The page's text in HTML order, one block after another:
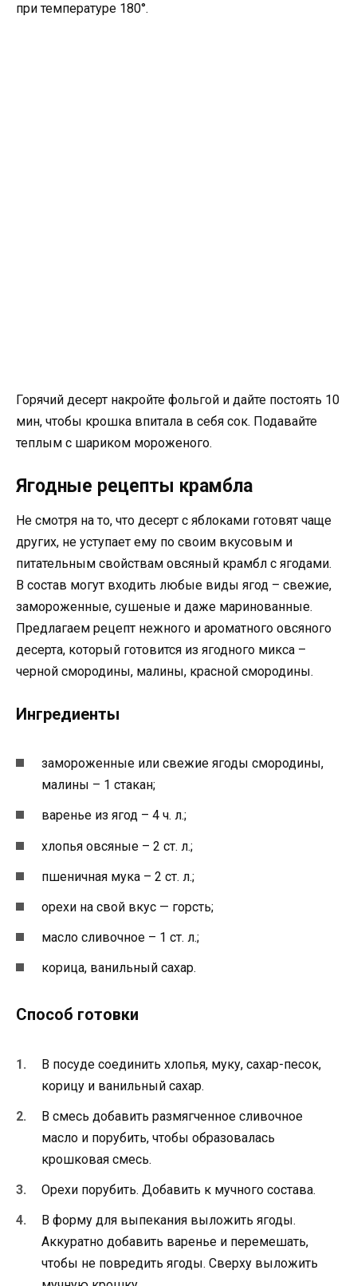
при температуре 180°.
Горячий десерт накройте фольгой и дайте постоять 10
мин, чтобы крошка впитала в себя сок. Подавайте
теплым с шариком мороженого.
Ягодные рецепты крамбла
Не смотря на то, что десерт с яблоками готовят чаще
других, не уступает ему по своим вкусовым и
питательным свойствам овсяный крамбл с ягодами.
В состав могут входить любые виды ягод – свежие,
замороженные, сушеные и даже маринованные.
Предлагаем рецепт нежного и ароматного овсяного
десерта, который готовится из ягодного микса –
черной смородины, малины, красной смородины.
Ингредиенты
замороженные или свежие ягоды смородины,
малины – 1 стакан;
варенье из ягод – 4 ч. л.;
хлопья овсяные – 2 ст. л.;
пшеничная мука – 2 ст. л.;
орехи на свой вкус — горсть;
масло сливочное – 1 ст. л.;
корица, ванильный сахар.
Способ готовки
В посуде соединить хлопья, муку, сахар-песок,
корицу и ванильный сахар.
В смесь добавить размягченное сливочное
масло и порубить, чтобы образовалась
крошковая смесь.
Орехи порубить. Добавить к мучного состава.
В форму для выпекания выложить ягоды.
Аккуратно добавить варенье и перемешать,
чтобы не повредить ягоды. Сверху выложить